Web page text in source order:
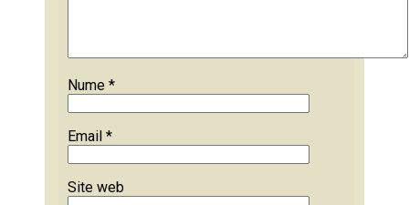
Nume *
Email *
Site web